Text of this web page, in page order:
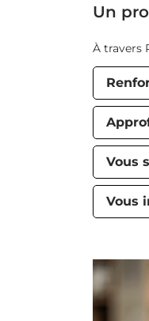
Un
À travers
Vous
Vous